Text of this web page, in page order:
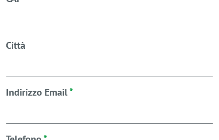
Città
Indirizzo Email*